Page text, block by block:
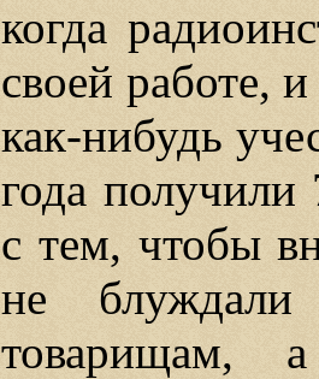
когда
своей работе,
как-нибудь
года
с тем, чтобы
не
товарищам,